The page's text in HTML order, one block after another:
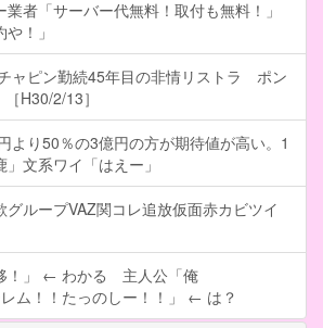
者「サーバー代無料！取付も無料！」
！」
ャピン勤続45年目の非情リストラ ポン
H30/2/13］
より50％の3億円の方が期待値が高い。1
文系ワイ「はえー」
ループVAZ関コレ追放仮面赤カビツイ
！」 ← わかる 主人公「俺
ム！！たっのしー！！」 ← は？